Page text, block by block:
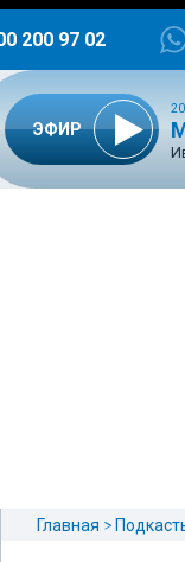
200 97 02
ЭФИР
Главная